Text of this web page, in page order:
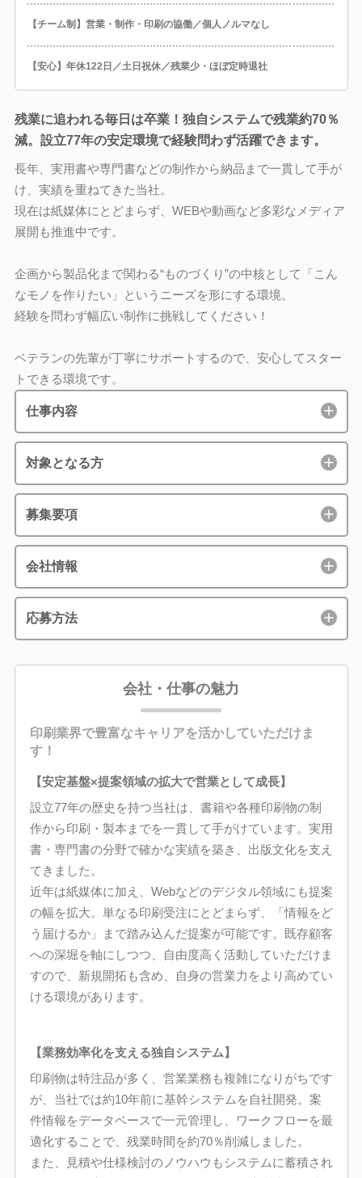
【チーム制】営業・制作・印刷の協働／個人ノルマなし
【安心】年休122日／土日祝休／残業少・ほぼ定時退社
残業に追われる毎日は卒業！独自システムで残業約70％
減。設立77年の安定環境で経験問わず活躍できます。
長年、実用書や専門書などの制作から納品まで一貫して手が
け、実績を重ねてきた当社。
現在は紙媒体にとどまらず、WEBや動画など多彩なメディア
展開も推進中です。
企画から製品化まで関わる“ものづくり”の中核として「こん
なモノを作りたい」というニーズを形にする環境。
経験を問わず幅広い制作に挑戦してください！
ベテランの先輩が丁寧にサポートするので、安心してスター
トできる環境です。
仕事内容
対象となる方
募集要項
会社情報
応募方法
会社・仕事の魅力
印刷業界で豊富なキャリアを活かしていただけま
す！
【安定基盤×提案領域の拡大で営業として成長】
設立77年の歴史を持つ当社は、書籍や各種印刷物の制
作から印刷・製本までを一貫して手がけています。実用
書・専門書の分野で確かな実績を築き、出版文化を支え
てきました。
近年は紙媒体に加え、Webなどのデジタル領域にも提案
の幅を拡大。単なる印刷受注にとどまらず、「情報をど
う届けるか」まで踏み込んだ提案が可能です。既存顧客
への深堀を軸にしつつ、自由度高く活動していただけま
すので、新規開拓も含め、自身の営業力をより高めてい
ける環境があります。
【業務効率化を支える独自システム】
印刷物は特注品が多く、営業業務も複雑になりがちです
が、当社では約10年前に基幹システムを自社開発。案
件情報をデータベースで一元管理し、ワークフローを最
適化することで、残業時間を約70％削減しました。
また、見積や仕様検討のノウハウもシステムに蓄積され